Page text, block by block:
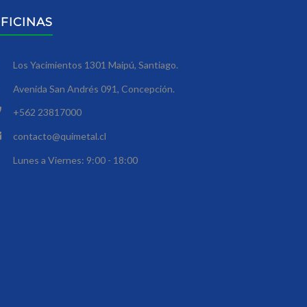
Los Yacimientos 1301 Maipú, Santiago.
Avenida San Andrés 091, Concepción.
+562 23817000
contacto@quimetal.cl
Lunes a Viernes: 9:00 - 18:00